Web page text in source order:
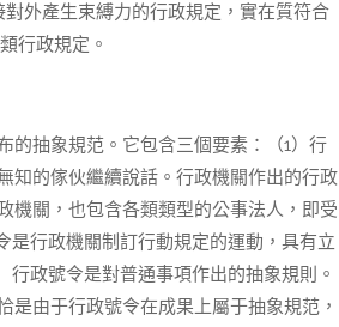
外產生束縛力的行政規定，實在質符合
行政規定。
的抽象規范。它包含三個要素：（1）行
知的傢伙繼續說話。行政機關作出的行政
機關，也包含各類類型的公事法人，即受
是行政機關制訂行動規定的運動，具有立
行政號令是對普通事項作出的抽象規則。
由于行政號令在成果上屬于抽象規范，